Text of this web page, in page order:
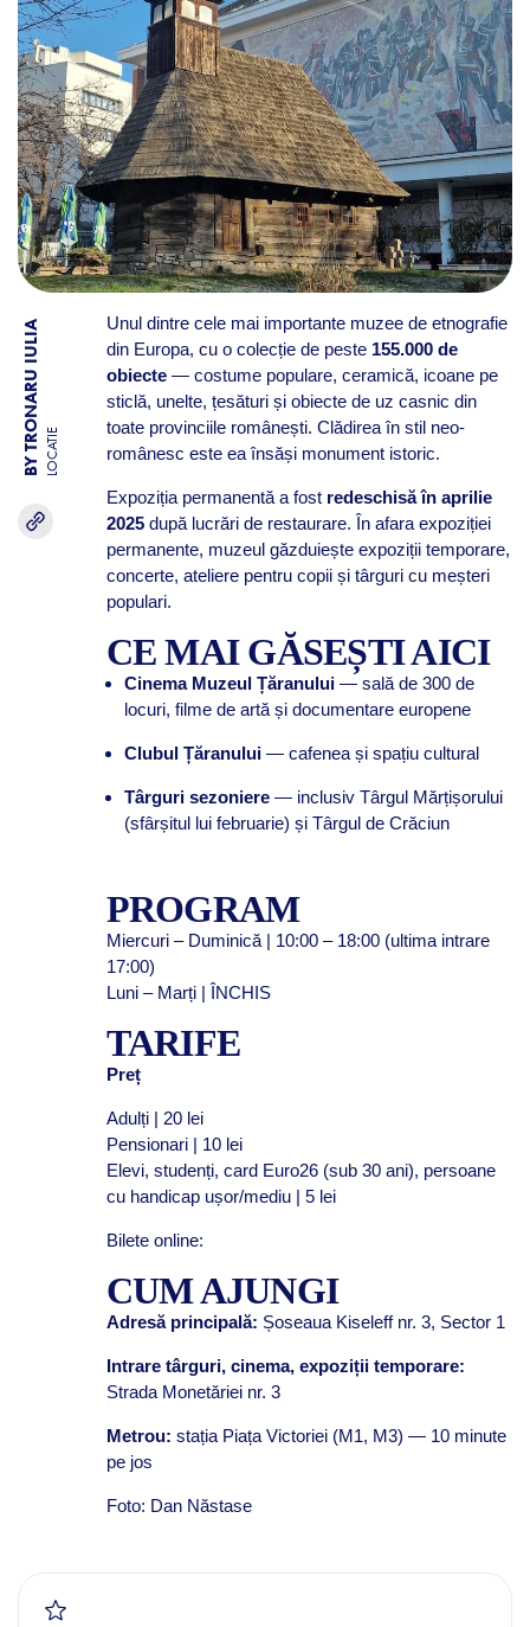
BY TRONARU IULIA LOCATIE
Unul dintre cele mai importante muzee de etnografie
din Europa, cu o colecție de peste 155.000 de
obiecte— costume populare, ceramică, icoane pe
sticlă, unelte, țesături și obiecte de uz casnic din
toate provinciile românești. Clădirea în stil neo-
românesc este ea însăși monument istoric.
Expoziția permanentă a fost redeschisă în aprilie
2025după lucrări de restaurare. În afara expoziției
permanente, muzeul găzduiește expoziții temporare,
concerte, ateliere pentru copii și târguri cu meșteri
populari.
CE MAI GĂSEȘTI AICI
Cinema Muzeul Țăranului— sală de 300 de
locuri, filme de artă și documentare europene
Clubul Țăranului— cafenea și spațiu cultural
Târguri sezoniere— inclusiv Târgul Mărțișorului
(sfârșitul lui februarie) și Târgul de Crăciun
PROGRAM
Miercuri – Duminică | 10:00 – 18:00 (ultima intrare
17:00)
Luni – Marți | ÎNCHIS
TARIFE
Preț
Adulți | 20 lei
Pensionari | 10 lei
Elevi, studenți, card Euro26 (sub 30 ani), persoane
cu handicap ușor/mediu | 5 lei
Bilete online:
CUM AJUNGI
Adresă principală: Șoseaua Kiseleff nr. 3, Sector 1
Intrare târguri, cinema, expoziții temporare:
Strada Monetăriei nr. 3
Metrou: stația Piața Victoriei (M1, M3) — 10 minute
pe jos
Foto: Dan Năstase